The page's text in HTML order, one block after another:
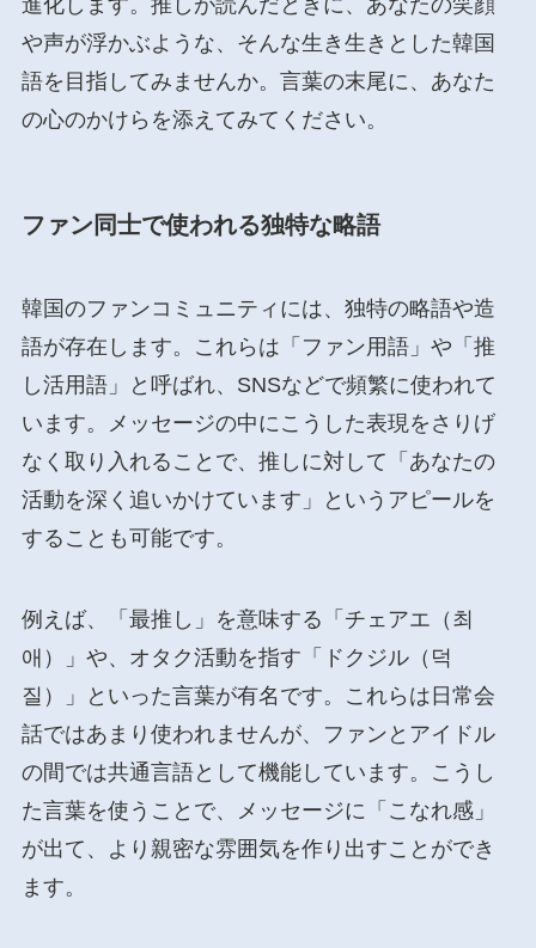
進化します。推しが読んだときに、あなたの笑顔
や声が浮かぶような、そんな生き生きとした韓国
語を目指してみませんか。言葉の末尾に、あなた
の心のかけらを添えてみてください。
ファン同士で使われる独特な略語
韓国のファンコミュニティには、独特の略語や造
語が存在します。これらは「ファン用語」や「推
し活用語」と呼ばれ、SNSなどで頻繁に使われて
います。メッセージの中にこうした表現をさりげ
なく取り入れることで、推しに対して「あなたの
活動を深く追いかけています」というアピールを
することも可能です。
例えば、「最推し」を意味する「チェアエ（최
애）」や、オタク活動を指す「ドクジル（덕
질）」といった言葉が有名です。これらは日常会
話ではあまり使われませんが、ファンとアイドル
の間では共通言語として機能しています。こうし
た言葉を使うことで、メッセージに「こなれ感」
が出て、より親密な雰囲気を作り出すことができ
ます。